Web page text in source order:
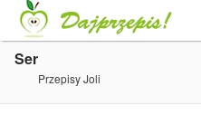
Ser
Przepisy Joli